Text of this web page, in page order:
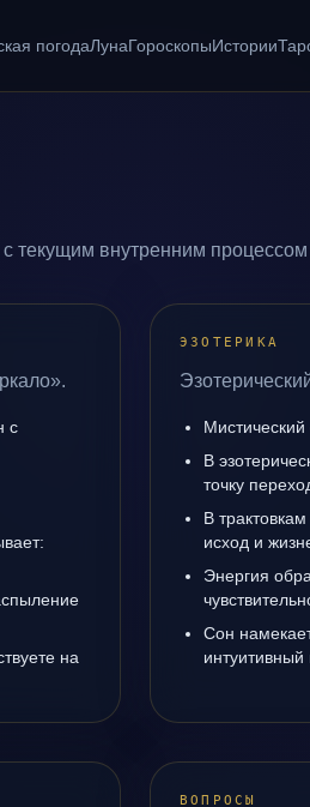
погодаЛунаГороскопыИстории
текущим внутренним
с
на
ЭЗОТЕРИКА
Мистический
В
точку
В
исход и
Энергия
Сон
интуитивный
ВОПРОСЫ